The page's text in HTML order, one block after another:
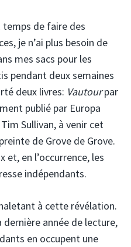
de faire des
je n’ai plus besoin de
mes sacs pour les
pendant deux semaines
deux livres: Vautourpar
publié par Europa
Sullivan, à venir cet
de Grove de Grove.
et, en l’occurrence, les
indépendants.
à cette révélation.
dernière année de lecture,
en occupent une